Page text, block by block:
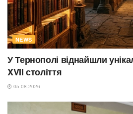
NEWS
У Тернополі віднайшли
XVII століття
05.08.2026